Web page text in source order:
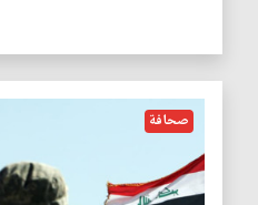
صحافة